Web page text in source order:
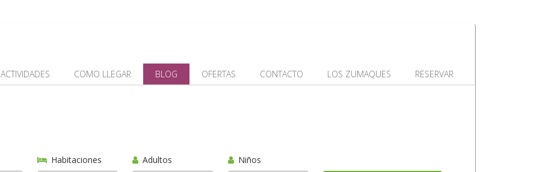
ACTIVIDADES COMO LLEGAR BLOG OFERTAS CONTACTO LOS ZUMAQUES RESERVAR
Habitaciones Adultos Niños